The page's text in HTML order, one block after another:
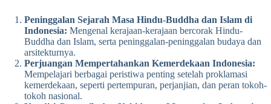
Peninggalan Sejarah Masa Hindu-Buddha dan Islam di
Indonesia: Mengenal kerajaan-kerajaan bercorak Hindu-
Buddha dan Islam, serta peninggalan-peninggalan budaya dan
arsitekturnya.
Perjuangan Mempertahankan Kemerdekaan Indonesia:
Mempelajari berbagai peristiwa penting setelah proklamasi
kemerdekaan, seperti pertempuran, perjanjian, dan peran tokoh-
tokoh nasional.